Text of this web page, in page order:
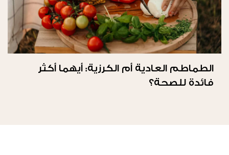
الطماطم العادية أم الكرزية: أيهما أكثر
فائدة للصحة؟